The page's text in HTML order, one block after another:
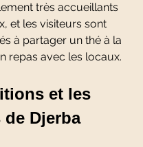
très accueillants
et les visiteurs sont
à partager un thé à la
repas avec les locaux.
et les
Djerba